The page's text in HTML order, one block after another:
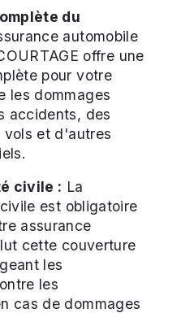
du
automobile
offre une
pour votre
les dommages
accidents, des
vols et d'autres
civile : La
est obligatoire
assurance
cette couverture
les
les
cas de dommages